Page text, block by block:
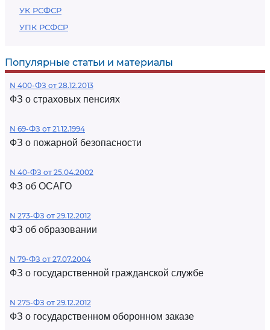
УК РСФСР
УПК РСФСР
Популярные статьи и материалы
N 400-ФЗ от 28.12.2013
ФЗ о страховых пенсиях
N 69-ФЗ от 21.12.1994
ФЗ о пожарной безопасности
N 40-ФЗ от 25.04.2002
ФЗ об ОСАГО
N 273-ФЗ от 29.12.2012
ФЗ об образовании
N 79-ФЗ от 27.07.2004
ФЗ о государственной гражданской службе
N 275-ФЗ от 29.12.2012
ФЗ о государственном оборонном заказе